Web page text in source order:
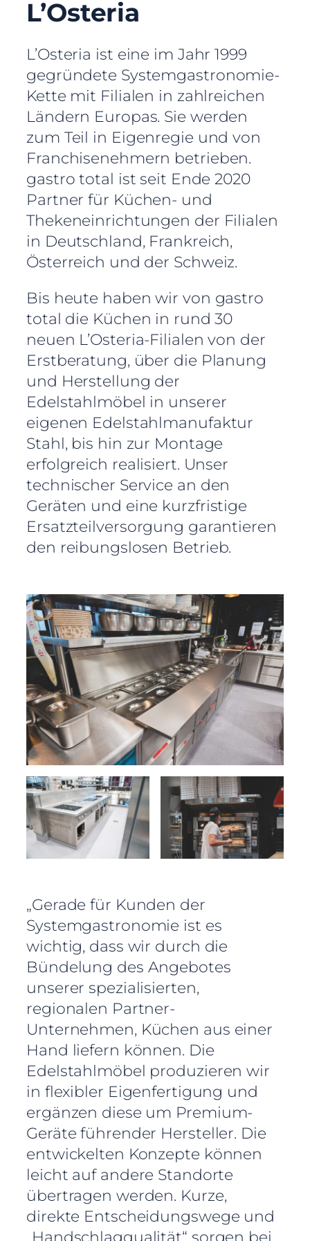
L’Osteria
L’Osteria ist eine im Jahr 1999
gegründete Systemgastronomie-
Kette mit Filialen in zahlreichen
Ländern Europas. Sie werden
zum Teil in Eigenregie und von
Franchisenehmern betrieben.
gastro total ist seit Ende 2020
Partner für Küchen- und
Thekeneinrichtungen der Filialen
in Deutschland, Frankreich,
Österreich und der Schweiz.
Bis heute haben wir von gastro
total die Küchen in rund 30
neuen L’Osteria-Filialen von der
Erstberatung, über die Planung
und Herstellung der
Edelstahlmöbel in unserer
eigenen Edelstahlmanufaktur
Stahl, bis hin zur Montage
erfolgreich realisiert. Unser
technischer Service an den
Geräten und eine kurzfristige
Ersatzteilversorgung garantieren
den reibungslosen Betrieb.
„Gerade für Kunden der
Systemgastronomie ist es
wichtig, dass wir durch die
Bündelung des Angebotes
unserer spezialisierten,
regionalen Partner-
Unternehmen, Küchen aus einer
Hand liefern können. Die
Edelstahlmöbel produzieren wir
in flexibler Eigenfertigung und
ergänzen diese um Premium-
Geräte führender Hersteller. Die
entwickelten Konzepte können
leicht auf andere Standorte
übertragen werden. Kurze,
direkte Entscheidungswege und
„Handschlagqualität“ sorgen bei